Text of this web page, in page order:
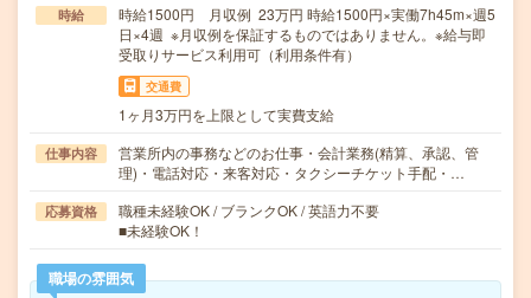
時給
時給1500円 月収例 23万円 時給1500円×実働7h45m×週5
日×4週 ※月収例を保証するものではありません。※給与即
受取りサービス利用可（利用条件有）
交通費
1ヶ月3万円を上限として実費支給
仕事内容
営業所内の事務などのお仕事・会計業務(精算、承認、管
理)・電話対応・来客対応・タクシーチケット手配・…
応募資格
職種未経験OK / ブランクOK / 英語力不要
■未経験OK！
職場の雰囲気